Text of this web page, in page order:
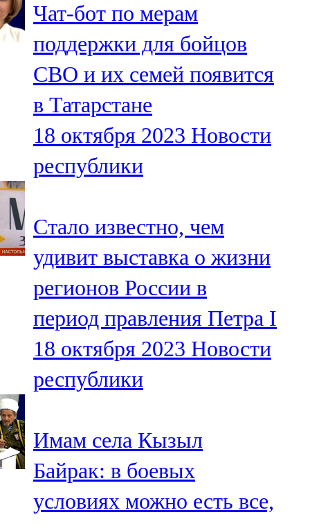
Түбән Кама
102,6 FM
Чирмешән
107,7 FM
Чистай
103,0 FM
91,0 FM
Шәмәрдән
102,3 FM
Яңа чишмә
107,0 FM
Яр Чаллы
Чат-бот по мерам
поддержки для бойцов
СВО и их семей появится
в Татарстане
18 октября 2023 Новости
республики
Стало известно, чем
удивит выставка о жизни
регионов России в
период правления Петра I
18 октября 2023 Новости
республики
Имам села Кызыл
Байрак: в боевых
условиях можно есть все,